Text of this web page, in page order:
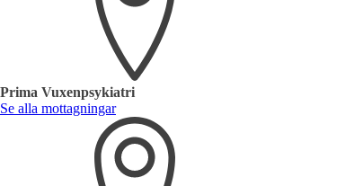
Prima Vuxenpsykiatri
Se alla mottagningar